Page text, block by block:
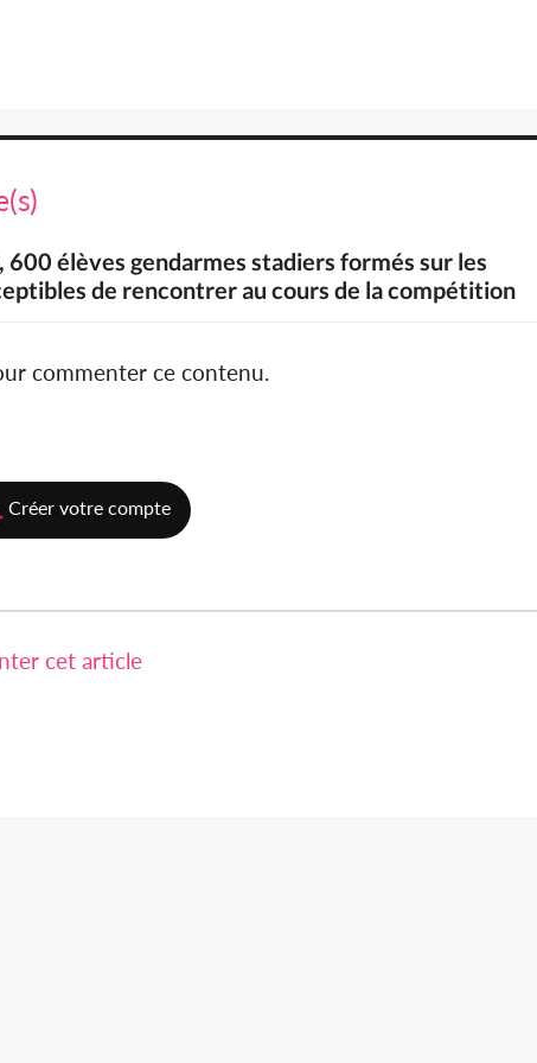
élèves gendarmes stadiers formés sur les
de rencontrer au cours de la compétition
commenter ce contenu.
Créer votre compte
cet article